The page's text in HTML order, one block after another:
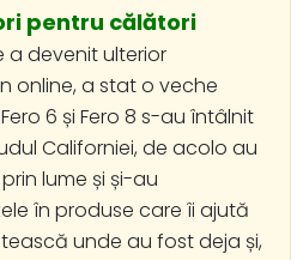
pentru călători
a devenit ulterior
online, a stat o veche
6 și Fero 8 s-au întâlnit
Californiei, de acolo au
lume și și-au
în produse care îi ajută
unde au fost deja și,